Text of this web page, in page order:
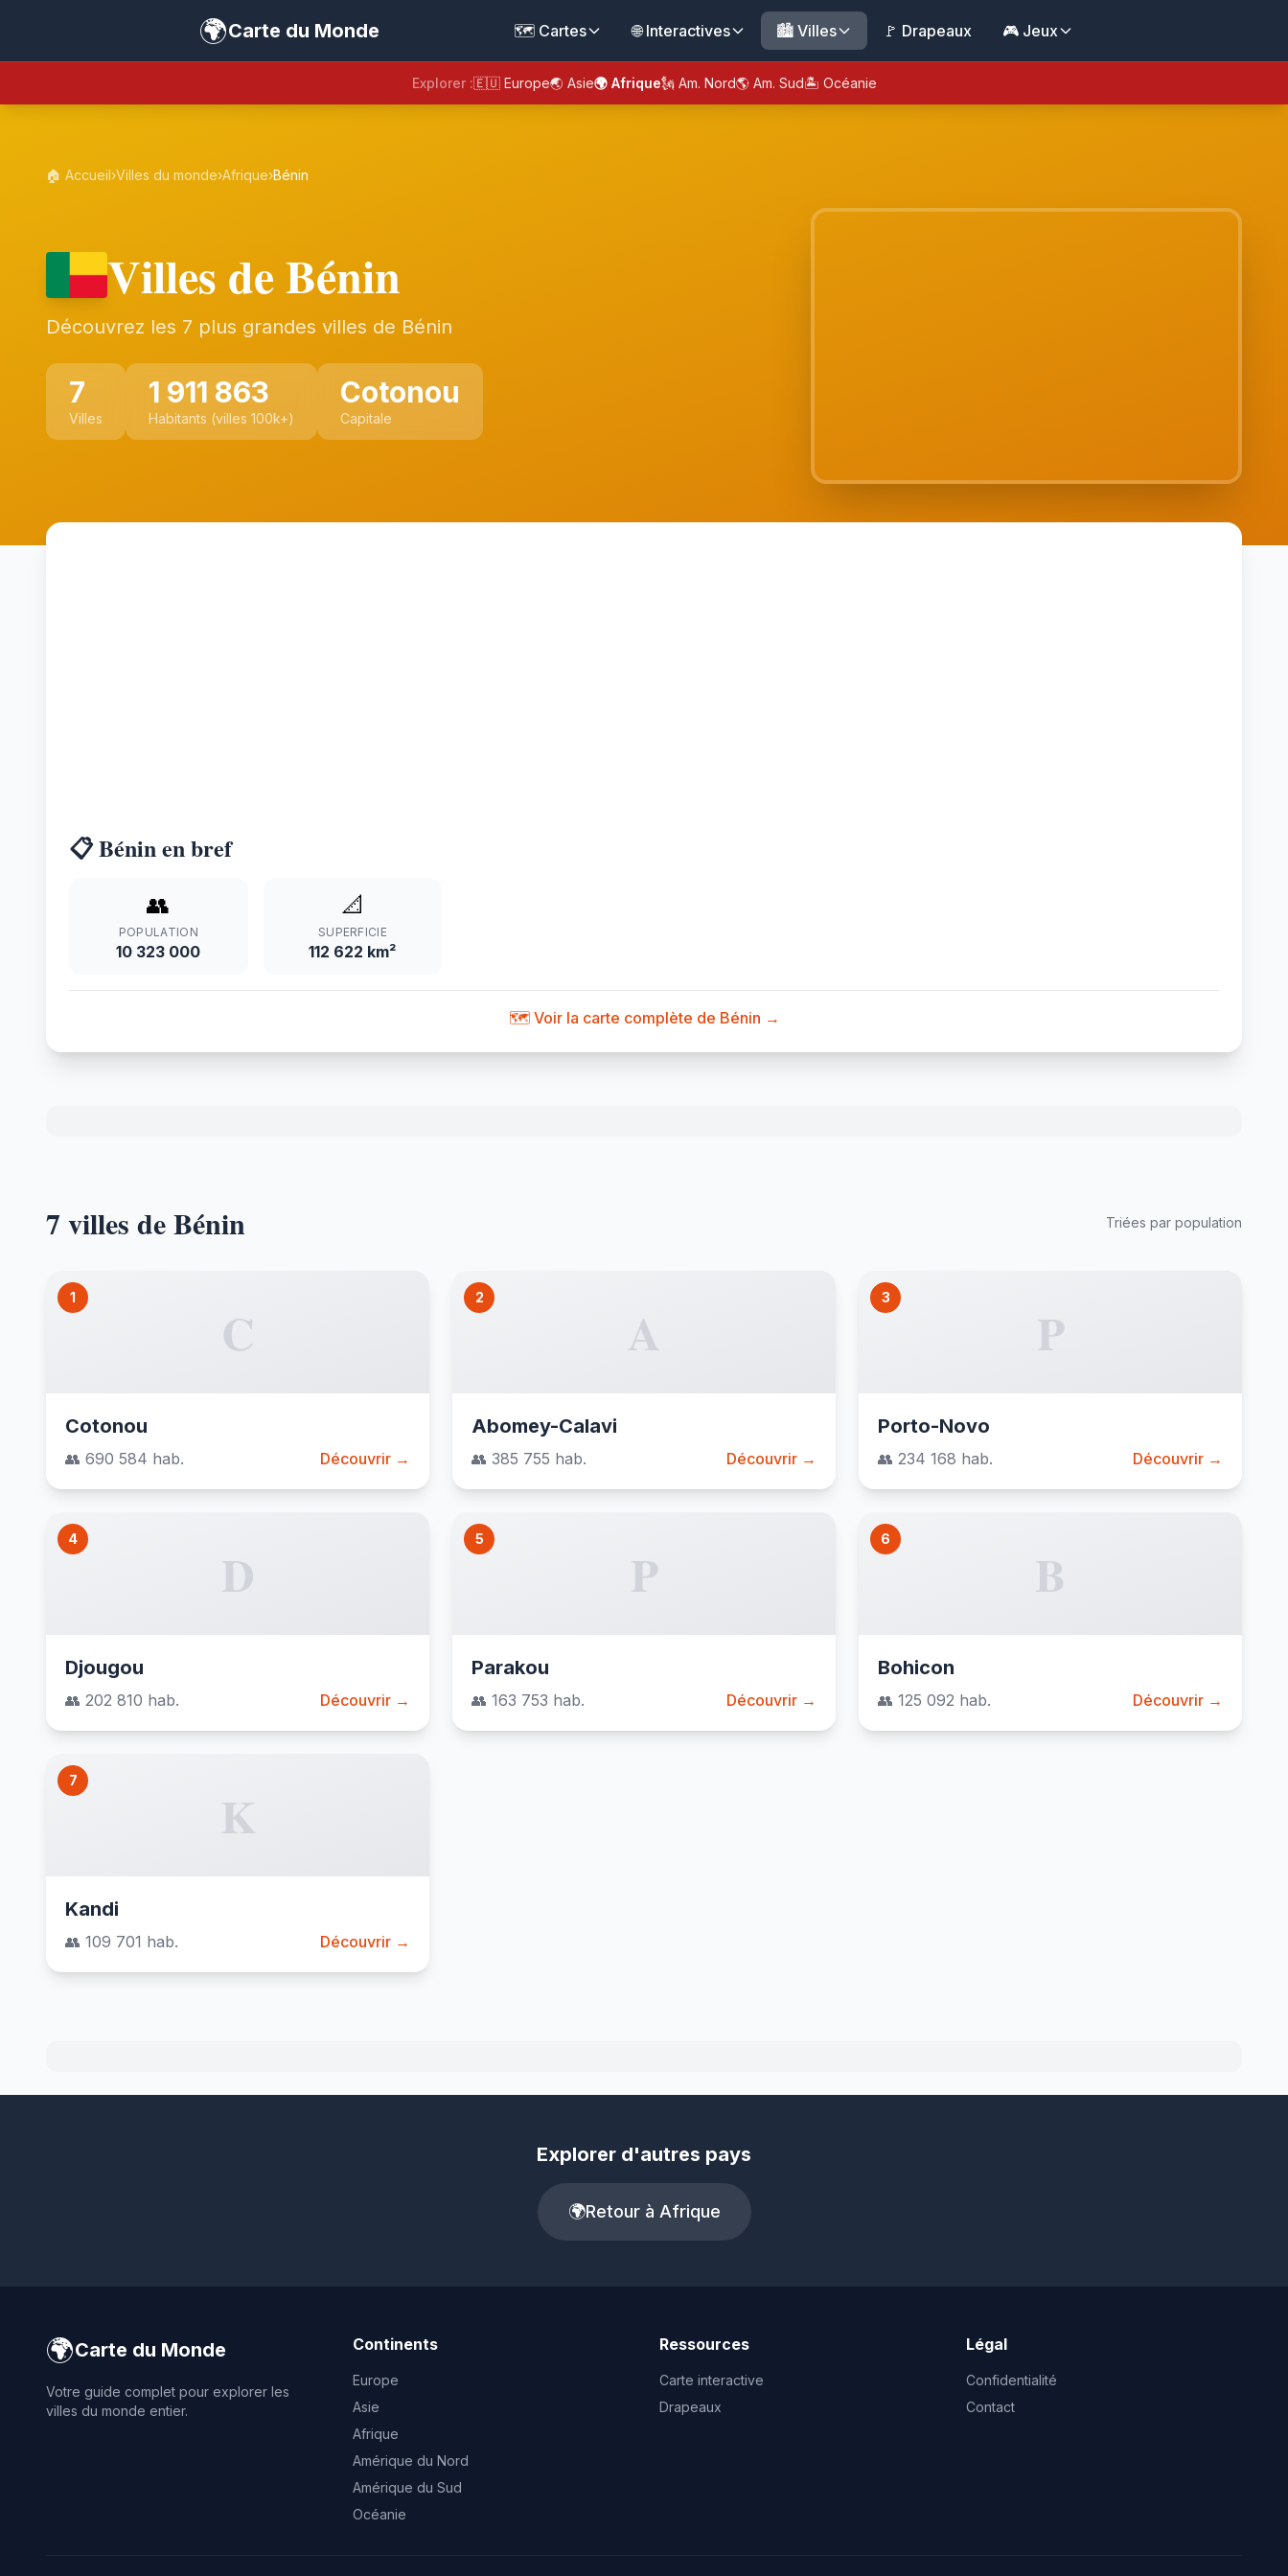
🌍Carte du Monde 🗺️ Cartes 🌐 Interactives 🏙️ Villes 🚩 Drapeaux 🎮 Jeux
Explorer :🇪🇺 Europe🌏 Asie🌍 Afrique🗽 Am. Nord🌎 Am. Sud🏝️ Océanie
🏠 Accueil›Villes du monde›Afrique›Bénin
Villes de Bénin
Découvrez les 7 plus grandes villes de Bénin
7
Villes
1 911 863
Habitants (villes 100k+)
Cotonou
Capitale
📋 Bénin en bref
👥
POPULATION
10 323 000
📐
SUPERFICIE
112 622 km²
🗺️ Voir la carte complète de Bénin →
7 villes de Bénin Triées par population
1
C
Cotonou
👥 690 584 hab. Découvrir →
2
A
Abomey-Calavi
👥 385 755 hab. Découvrir →
3
P
Porto-Novo
👥 234 168 hab. Découvrir →
4
D
Djougou
👥 202 810 hab. Découvrir →
5
P
Parakou
👥 163 753 hab. Découvrir →
6
B
Bohicon
👥 125 092 hab. Découvrir →
7
K
Kandi
👥 109 701 hab. Découvrir →
Explorer d'autres pays
🌍Retour à Afrique
🌍Carte du Monde
Votre guide complet pour explorer les
villes du monde entier.
Continents
Europe
Asie
Afrique
Amérique du Nord
Amérique du Sud
Océanie
Ressources
Carte interactive
Drapeaux
Légal
Confidentialité
Contact